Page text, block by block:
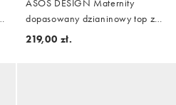
ASOS DESIGN Maternity
dopasowany dzianinowy top z
koronkowym detalem, część
219,00 zł.